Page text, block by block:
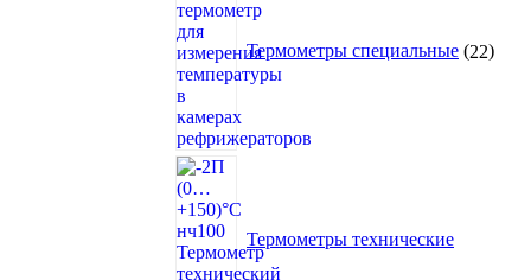
Термометры специальные 22
Термометры технические